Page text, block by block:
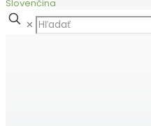
Slovenčina
✕